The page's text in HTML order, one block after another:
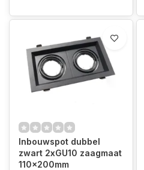
Inbouwspot dubbel
zwart 2xGU10 zaagmaat
110x200mm